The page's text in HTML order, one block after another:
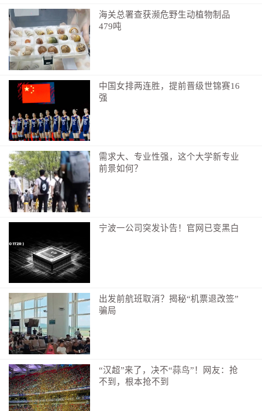
“怎么啦小朋友？”—“钱弄丢了”
民警留意到三名男孩的表现
经询问，白衣男孩说出了困扰
原来
各自负责买鸡腿、冰淇淋和饮料
一起大餐一顿
岂料买完鸡腿和冰淇淋后
白衣男孩的20元现金不见了
海关总署查获濒危野生动植物制品
479吨
中国女排两连胜，提前晋级世锦赛16
强
需求大、专业性强，这个大学新专业
前景如何？
宁波一公司突发讣告！官网已变黑白
出发前航班取消？揭秘“机票退改签”
骗局
“汉超”来了，决不“蒜鸟”！网友：抢
不到，根本抢不到